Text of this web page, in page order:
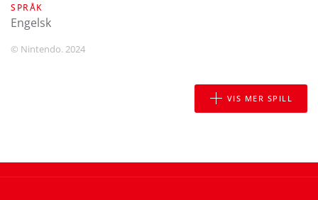
SPRÅK
engelsk
© Nintendo. 2024
VIS MER SPILL